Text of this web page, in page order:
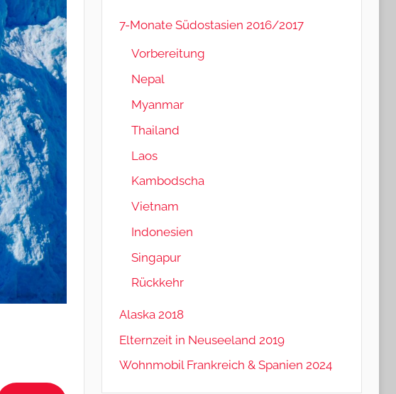
7-Monate Südostasien 2016/2017
Vorbereitung
Nepal
Myanmar
Thailand
Laos
Kambodscha
Vietnam
Indonesien
Singapur
Rückkehr
Alaska 2018
Elternzeit in Neuseeland 2019
Wohnmobil Frankreich & Spanien 2024